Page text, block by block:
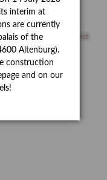
Sonderausstellung
studioDIGITAL
Video
Videokunst
Wolf and Dog
im
interim at
are currently
of the
Altenburg).
construction
and on our